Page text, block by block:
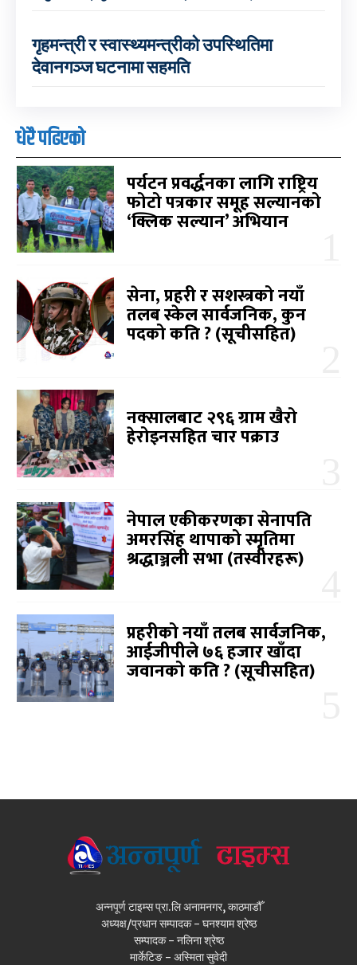
गृहमन्त्री र स्वास्थ्यमन्त्रीको उपस्थितिमा
देवानगञ्ज घटनामा सहमति
धेरै पढिएको
पर्यटन प्रवर्द्धनका लागि राष्ट्रिय
फोटो पत्रकार समूह सल्यानको
‘क्लिक सल्यान’ अभियान
सेना, प्रहरी र सशस्त्रको नयाँ
तलब स्केल सार्वजनिक, कुन
पदको कति ? (सूचीसहित)
नक्सालबाट २९६ ग्राम खैरो
हेरोइनसहित चार पक्राउ
नेपाल एकीकरणका सेनापति
अमरसिंह थापाको स्मृतिमा
श्रद्धाञ्जली सभा (तस्वीरहरू)
प्रहरीको नयाँ तलब सार्वजनिक,
आईजीपीले ७६ हजार खाँदा
जवानको कति ? (सूचीसहित)
अन्नपूर्ण टाइम्स प्रा.लि अनामनगर, काठमाडौँ
अध्यक्ष/प्रधान सम्पादक - घनश्याम श्रेष्ठ
सम्पादक - नलिना श्रेष्ठ
मार्केटिङ - अस्मिता सुवेदी